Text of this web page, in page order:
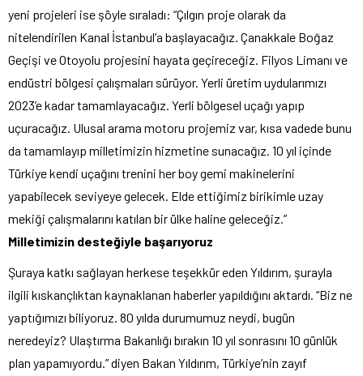
yeni projeleri ise şöyle sıraladı: “Çılgın proje olarak da
nitelendirilen Kanal İstanbul’a başlayacağız. Çanakkale Boğaz
Geçişi ve Otoyolu projesini hayata geçireceğiz. Filyos Limanı ve
endüstri bölgesi çalışmaları sürüyor. Yerli üretim uydularımızı
2023’e kadar tamamlayacağız. Yerli bölgesel uçağı yapıp
uçuracağız. Ulusal arama motoru projemiz var, kısa vadede bunu
da tamamlayıp milletimizin hizmetine sunacağız. 10 yıl içinde
Türkiye kendi uçağını trenini her boy gemi makinelerini
yapabilecek seviyeye gelecek. Elde ettiğimiz birikimle uzay
mekiği çalışmalarını katılan bir ülke haline geleceğiz.”
Milletimizin desteğiyle başarıyoruz
Şuraya katkı sağlayan herkese teşekkür eden Yıldırım, şurayla
ilgili kıskançlıktan kaynaklanan haberler yapıldığını aktardı. “Biz ne
yaptığımızı biliyoruz. 80 yılda durumumuz neydi, bugün
neredeyiz? Ulaştırma Bakanlığı bırakın 10 yıl sonrasını 10 günlük
plan yapamıyordu.” diyen Bakan Yıldırım, Türkiye’nin zayıf